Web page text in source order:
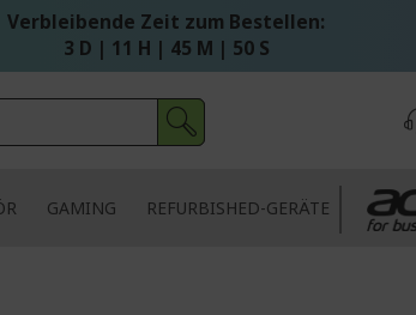
Verbleibende Zeit zum Bestellen:
3 D | 11 H | 45 M | 49 S
GAMING REFURBISHED-GERÄTE